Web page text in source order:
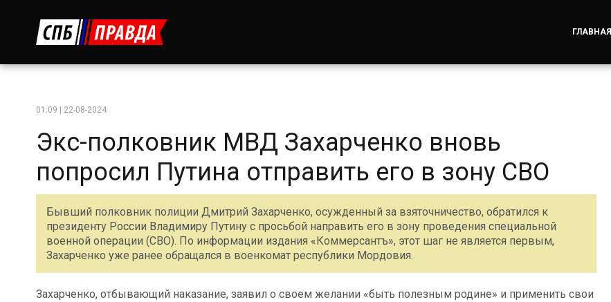
ГЛАВНАЯ
01:09 | 22-08-2024
Экс-полковник МВД Захарченко вновь
попросил Путина отправить его в зону СВО
Бывший полковник полиции Дмитрий Захарченко, осужденный за взяточничество, обратился к
президенту России Владимиру Путину с просьбой направить его в зону проведения специальной
военной операции (СВО). По информации издания «Коммерсантъ», этот шаг не является первым,
Захарченко уже ранее обращался в военкомат республики Мордовия.
Захарченко, отбывающий наказание, заявил о своем желании «быть полезным родине» и применить свои